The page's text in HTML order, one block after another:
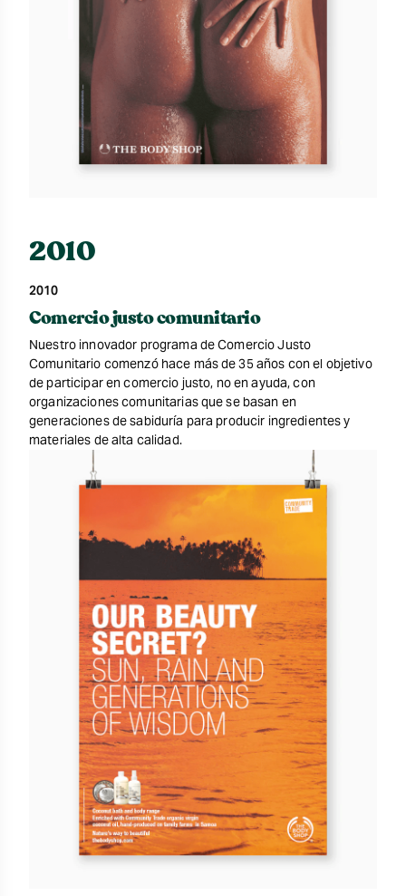
2010
2010
Comercio justo comunitario
Nuestro innovador programa de Comercio Justo
Comunitario comenzó hace más de 35 años con el objetivo
de participar en comercio justo, no en ayuda, con
organizaciones comunitarias que se basan en
generaciones de sabiduría para producir ingredientes y
materiales de alta calidad.